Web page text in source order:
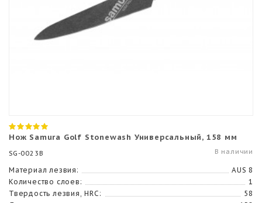
Нож Samura Golf Stonewash Универсальный, 158 мм
SG-0023B В наличии
Материал лезвия:
AUS 8
Количество слоев:
1
Твердость лезвия, HRC:
58